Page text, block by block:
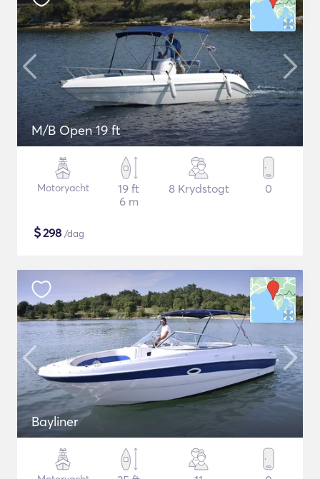
M/B Open 19 ft
Motoryacht
19 ft
6 m
8 Krydstogt 0
$298 /dag
Bayliner